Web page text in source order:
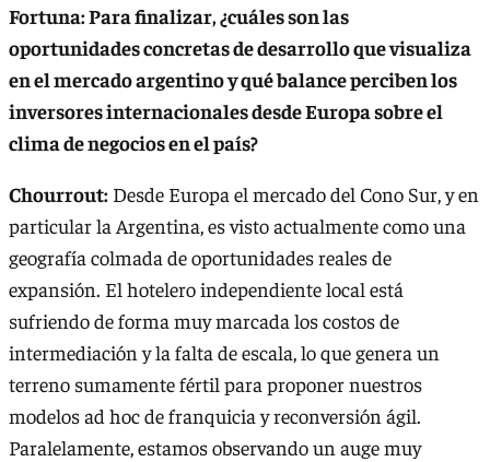
Fortuna: Para finalizar, ¿cuáles son las
oportunidades concretas de desarrollo que visualiza
en el mercado argentino y qué balance perciben los
inversores internacionales desde Europa sobre el
clima de negocios en el país?
Chourrout: Desde Europa el mercado del Cono Sur, y en
particular la Argentina, es visto actualmente como una
geografía colmada de oportunidades reales de
expansión. El hotelero independiente local está
sufriendo de forma muy marcada los costos de
intermediación y la falta de escala, lo que genera un
terreno sumamente fértil para proponer nuestros
modelos ad hoc de franquicia y reconversión ágil.
Paralelamente, estamos observando un auge muy